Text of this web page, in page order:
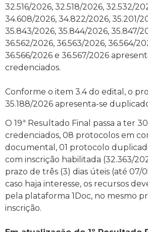
32.516/2026, 32.518/2026, 32.532/
34.608/2026, 34.822/2026, 35.201/
35.843/2026, 35.844/2026, 35.847/
36.562/2026, 36.563/2026, 36.564/
36.566/2026 e 36.567/2026
credenciados.
Conforme o item 3.4 do edital, o
35.188/2026 apresenta-se
O 19ª Resultado Final passa a ter
credenciados, 08 protocolos em
documental, 01 protocolo
com inscrição habilitada (32.363/
prazo de três (3) dias úteis (até 07/
caso haja interesse, os recursos
pela plataforma 1Doc, no mesmo
inscrição.